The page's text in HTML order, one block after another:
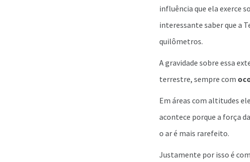
influência que ela exerce
interessante saber que a
quilômetros.
A gravidade sobre essa
terrestre, sempre com
Em áreas com altitudes
acontece porque a força
o ar é mais rarefeito.
Justamente por isso é